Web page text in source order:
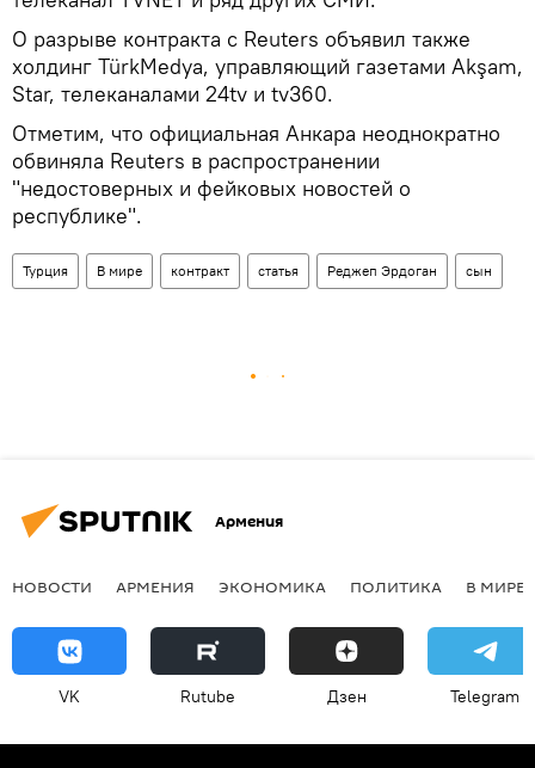
О разрыве контракта с Reuters объявил также
холдинг TürkMedya, управляющий газетами Akşam,
Star, телеканалами 24tv и tv360.
Отметим, что официальная Анкара неоднократно
обвиняла Reuters в распространении
"недостоверных и фейковых новостей о
республике".
Турция В мире контракт статья Реджеп Эрдоган сын
Армения
НОВОСТИ АРМЕНИЯ ЭКОНОМИКА ПОЛИТИКА В МИРЕ
VK Rutube Дзен Telegram